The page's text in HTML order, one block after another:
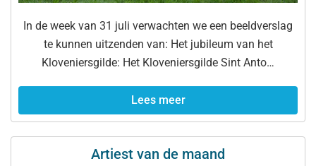
In de week van 31 juli verwachten we een beeldverslag
te kunnen uitzenden van: Het jubileum van het
Kloveniersgilde: Het Kloveniersgilde Sint Anto…
Lees meer
Artiest van de maand